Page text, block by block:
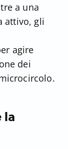
a una
attivo, gli
agire
dei
la